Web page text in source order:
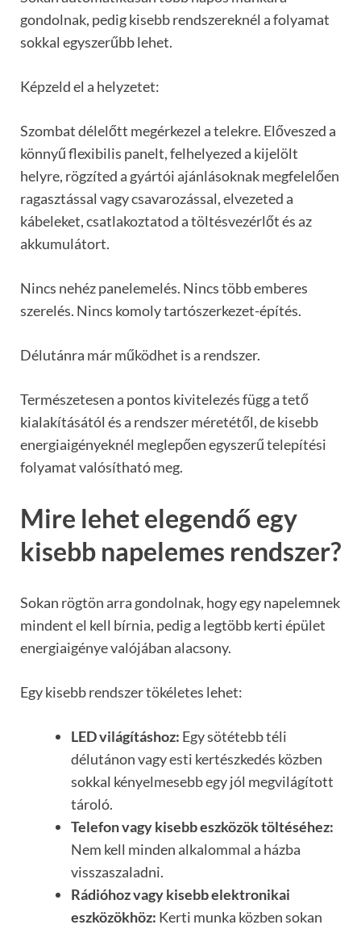
gondolnak, pedig kisebb rendszereknél a folyamat
sokkal egyszerűbb lehet.
Képzeld el a helyzetet:
Szombat délelőtt megérkezel a telekre. Előveszed a
könnyű flexibilis panelt, felhelyezed a kijelölt
helyre, rögzíted a gyártói ajánlásoknak megfelelően
ragasztással vagy csavarozással, elvezeted a
kábeleket, csatlakoztatod a töltésvezérlőt és az
akkumulátort.
Nincs nehéz panelemelés. Nincs több emberes
szerelés. Nincs komoly tartószerkezet-építés.
Délutánra már működhet is a rendszer.
Természetesen a pontos kivitelezés függ a tető
kialakításától és a rendszer méretétől, de kisebb
energiaigényeknél meglepően egyszerű telepítési
folyamat valósítható meg.
Mire lehet elegendő egy
kisebb napelemes rendszer?
Sokan rögtön arra gondolnak, hogy egy napelemnek
mindent el kell bírnia, pedig a legtöbb kerti épület
energiaigénye valójában alacsony.
Egy kisebb rendszer tökéletes lehet:
LED világításhoz: Egy sötétebb téli
délutánon vagy esti kertészkedés közben
sokkal kényelmesebb egy jól megvilágított
tároló.
Telefon vagy kisebb eszközök töltéséhez:
Nem kell minden alkalommal a házba
visszaszaladni.
Rádióhoz vagy kisebb elektronikai
eszközökhöz: Kerti munka közben sokan